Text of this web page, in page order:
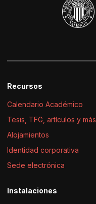
Recursos
Calendario Académico
Tesis, TFG, artículos y más
Alojamientos
Identidad corporativa
Sede electrónica
Instalaciones